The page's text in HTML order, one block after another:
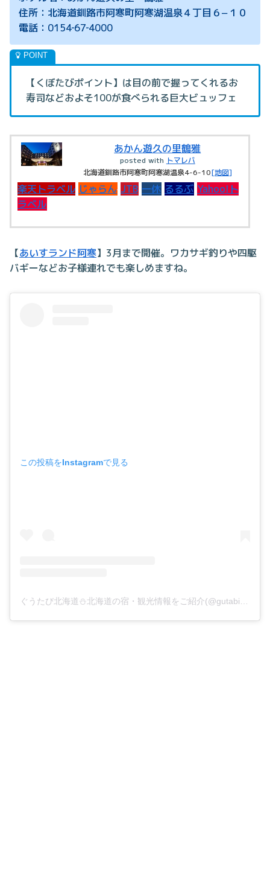
住所：北海道釧路市阿寒町阿寒湖温泉４丁目６−１０
電話：0154‐67‐4000
【くぼたびポイント】は目の前で握ってくれるお
寿司などおよそ100が食べられる巨大ビュッフェ
あかん遊久の里鶴雅
posted with トマレバ
北海道釧路市阿寒町阿寒湖温泉4-6-10[地図]
楽天トラベル じゃらん JTB 一休 るるぶ Yahoo!ト
ラベル
【あいすランド阿寒】3月まで開催。ワカサギ釣りや四駆
バギーなどお子様連れでも楽しめますね。
この投稿をInstagramで見る